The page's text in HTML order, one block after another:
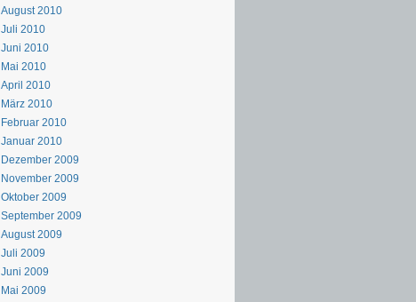
August 2010
Juli 2010
Juni 2010
Mai 2010
April 2010
März 2010
Februar 2010
Januar 2010
Dezember 2009
November 2009
Oktober 2009
September 2009
August 2009
Juli 2009
Juni 2009
Mai 2009